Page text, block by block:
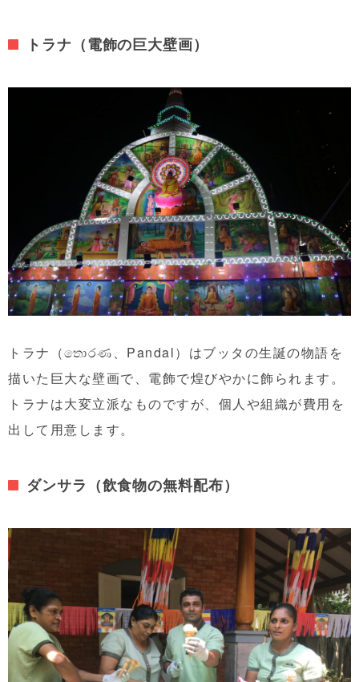
トラナ（電飾の巨大壁画）
トラナ（තොරණ、Pandal）はブッタの生誕の物語を
描いた巨大な壁画で、電飾で煌びやかに飾られます。
トラナは大変立派なものですが、個人や組織が費用を
出して用意します。
ダンサラ（飲食物の無料配布）